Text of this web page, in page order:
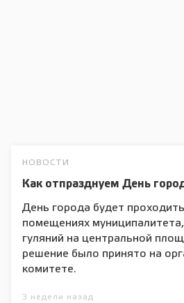
НОВОСТИ
Как отпразднуем День
День города будет
помещениях
гуляний на центральной
решение было принято на
комитете.
3 недели назад